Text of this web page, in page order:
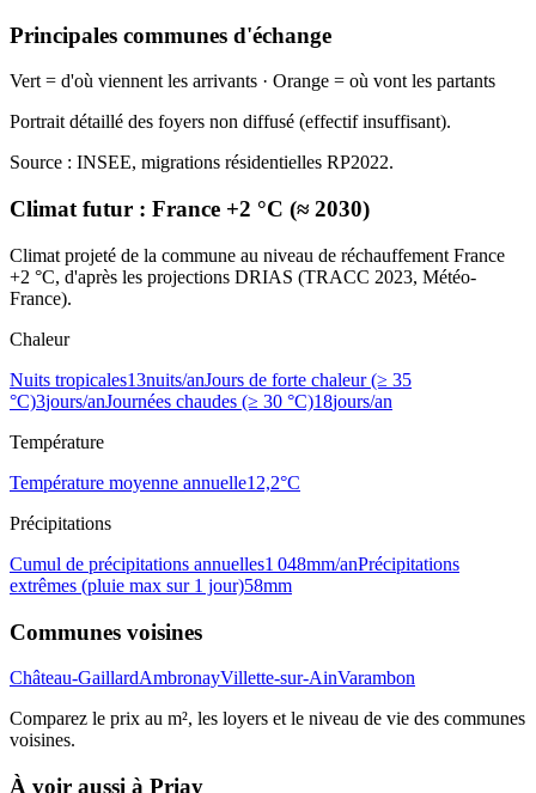
Principales communes d'échange
Vert = d'où viennent les arrivants · Orange = où vont les partants
Portrait détaillé des foyers non diffusé (effectif insuffisant).
Source : INSEE, migrations résidentielles RP2022.
Climat futur : France +2 °C (≈ 2030)
Climat projeté de la commune au niveau de réchauffement France
+2 °C, d'après les projections DRIAS (TRACC 2023, Météo-
France).
Chaleur
Nuits tropicales13nuits/anJours de forte chaleur (≥ 35
°C)3jours/anJournées chaudes (≥ 30 °C)18jours/an
Température
Température moyenne annuelle12,2°C
Précipitations
Cumul de précipitations annuelles1 048mm/anPrécipitations
extrêmes (pluie max sur 1 jour)58mm
Communes voisines
Château-GaillardAmbronayVillette-sur-AinVarambon
Comparez le prix au m², les loyers et le niveau de vie des communes
voisines.
À voir aussi à Priay